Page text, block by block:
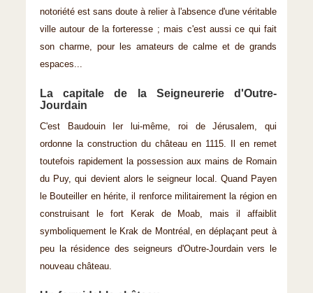
notoriété est sans doute à relier à l'absence d'une véritable
ville autour de la forteresse ; mais c'est aussi ce qui fait
son charme, pour les amateurs de calme et de grands
espaces...
La capitale de la Seigneurerie d'Outre-
Jourdain
C'est Baudouin Ier lui-même, roi de Jérusalem, qui
ordonne la construction du château en 1115. Il en remet
toutefois rapidement la possession aux mains de Romain
du Puy, qui devient alors le seigneur local. Quand Payen
le Bouteiller en hérite, il renforce militairement la région en
construisant le fort Kerak de Moab, mais il affaiblit
symboliquement le Krak de Montréal, en déplaçant peut à
peu la résidence des seigneurs d'Outre-Jourdain vers le
nouveau château.